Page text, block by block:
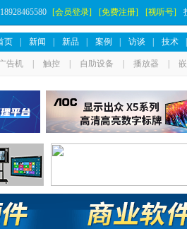
[会员登录] [免费注册] [视听号]
页 新闻 新品 案例 访谈 技术
告机 触控 自助设备 播放器